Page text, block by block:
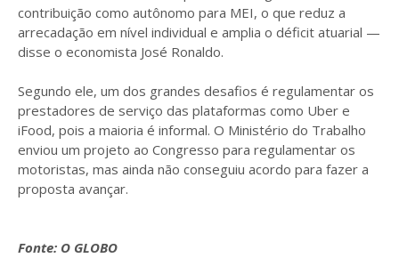
contribuição como autônomo para MEI, o que reduz a
arrecadação em nível individual e amplia o déficit atuarial —
disse o economista José Ronaldo.
Segundo ele, um dos grandes desafios é regulamentar os
prestadores de serviço das plataformas como Uber e
iFood, pois a maioria é informal. O Ministério do Trabalho
enviou um projeto ao Congresso para regulamentar os
motoristas, mas ainda não conseguiu acordo para fazer a
proposta avançar.
Fonte: O GLOBO